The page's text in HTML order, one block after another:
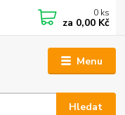
Menu
Hledat
0 ks
za 0,00 Kč